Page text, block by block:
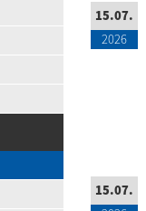
15.07.
2026
15.07.